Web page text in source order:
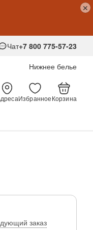
Чат+7 800 775-57-23
Нижнее белье
ИзбранноеКорзина
заказ